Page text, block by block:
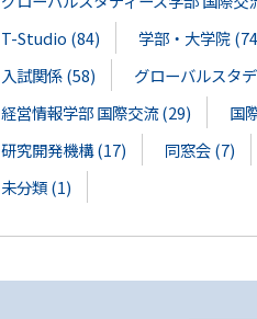
T-Studio (84)
学部・大学院
入試関係 (58)
グローバルスタ
経営情報学部 国際交流 (29)
国
研究開発機構 (17)
同窓会 (7)
未分類 (1)